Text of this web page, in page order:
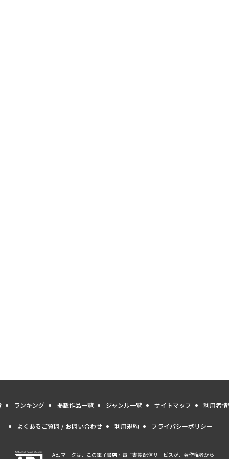
ランキング 掲載作品一覧 ジャンル一覧 サイトマップ 利用者
よくあるご質問 / お問い合わせ 利用規約 プライバシーポリシー
ABJマークは、この電子書店・電子書籍配信サービスが、著作権者から